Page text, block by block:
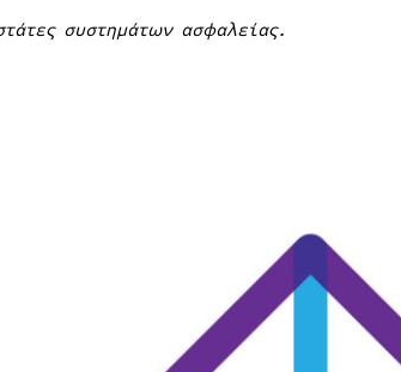
συστημάτων ασφαλείας.